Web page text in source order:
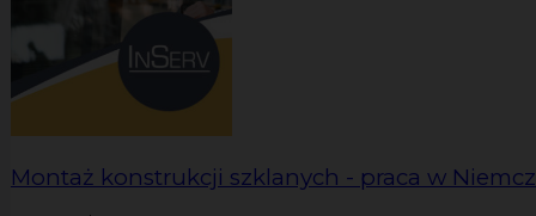
Montaż konstrukcji szklanych - praca w